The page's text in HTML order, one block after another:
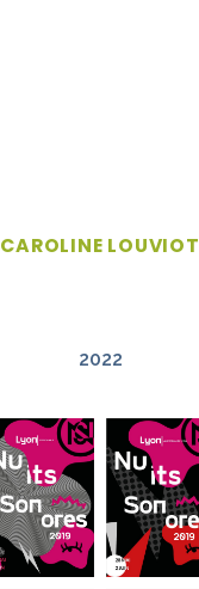
CAROLINE LOUVIOT
2022